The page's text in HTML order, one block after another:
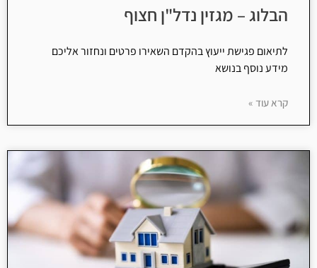
הבלוג – מגזין נדל"ן חצוף
לתיאום פגישת ייעוץ בהקדם השאירו פרטים ונחזור אליכם
מידע נוסף בנושא
קרא עוד »